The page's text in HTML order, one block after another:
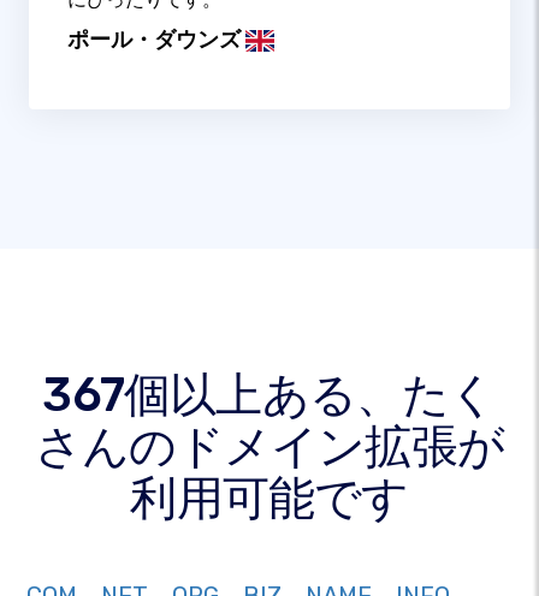
ポール・ダウンズ
367個以上ある、たく
さんのドメイン拡張が
利用可能です